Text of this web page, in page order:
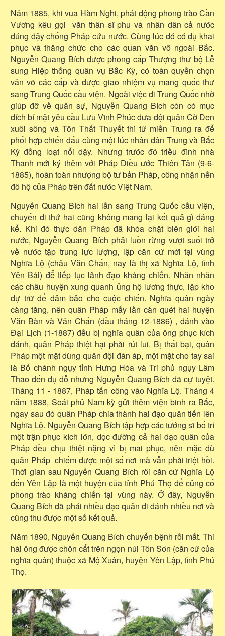
Năm 1885, khi vua Hàm Nghi, phát động phong trào Cần
Vương kêu gọi văn thân sĩ phu và nhân dân cả nước
đúng dậy chống Pháp cứu nước. Cùng lúc đó có dụ khai
phục và thăng chức cho các quan văn võ ngoài Bắc.
Nguyễn Quang Bích được phong cấp Thượng thư bộ Lễ
sung Hiệp thống quân vụ Bắc Kỳ, có toàn quyền chọn
văn võ các cấp và được giao nhiệm vụ mang quốc thư
sang Trung Quốc cầu viện. Ngoài việc đi Trung Quốc nhờ
giúp đỡ về quân sự, Nguyễn Quang Bích còn có mục
đích bí mật yêu cầu Lưu Vĩnh Phúc đưa đội quân Cờ Đen
xuôi sông và Tôn Thất Thuyết thì từ miền Trung ra để
phối hợp chiến đấu cùng một lúc nhân dân Trung và Bắc
Kỳ đồng loạt nổi dậy. Nhưng trước đó triều đình nhà
Thanh mới ký thêm với Pháp Điều ước Thiên Tân (9-6-
1885), hoàn toàn nhượng bộ tư bản Pháp, công nhận nền
đô hộ của Pháp trên đất nước Việt Nam.
Nguyễn Quang Bích hai lần sang Trung Quốc cầu viện,
chuyến đi thứ hai cũng không mang lại kết quả gì đáng
kể. Khi đó thực dân Pháp đã khóa chặt biên giới hai
nước, Nguyễn Quang Bích phải luồn rừng vượt suối trở
về nước tập trung lực lượng, lập căn cứ mới tại vùng
Nghĩa Lộ (châu Văn Chấn, nay là thị xã Nghĩa Lộ, tỉnh
Yên Bái) để tiếp tục lãnh đạo kháng chiến. Nhân nhân
các châu huyện xung quanh ủng hộ lương thực, lập kho
dự trữ để đảm bảo cho cuộc chiến. Nghĩa quân ngày
càng tăng, nên quân Pháp mấy lần càn quét hai huyện
Văn Bàn và Văn Chấn (đầu tháng 12-1886) , đánh vào
Đại Lịch (1-1887) đều bị nghĩa quân của ông phục kích
đánh, quân Pháp thiệt hại phải rút lui. Bị thất bại, quân
Pháp một mặt dùng quân đội đàn áp, một mặt cho tay sai
là Bố chánh ngụy tỉnh Hưng Hóa và Tri phủ ngụy Lâm
Thao đến dụ dỗ nhưng Nguyễn Quang Bích đã cự tuyệt.
Tháng 11 - 1887, Pháp tấn công vào Nghĩa Lộ. Tháng 4
năm 1888, Soái phủ Nam kỳ gửi thêm viện binh ra Bắc,
ngay sau đó quân Pháp chia thành hai đạo quân tiến lên
Nghĩa Lộ. Nguyễn Quang Bích tập hợp các tướng sĩ bố trí
một trận phục kích lớn, dọc đường cả hai dạo quân của
Pháp đều chịu thiệt nặng vì bị mai phục, nên mặc dù
quân Pháp chiếm được một số nơi mà vẫn phải triệt hồi.
Thời gian sau Nguyễn Quang Bích rời căn cứ Nghĩa Lộ
đến Yên Lập là một huyện của tỉnh Phú Thọ để củng cố
phong trào kháng chiến tại vùng này. Ở đây, Nguyễn
Quang Bích đã phái nhiều đạo quân đi đánh nhiều nơi và
cũng thu được một số kết quả.
Năm 1890, Nguyễn Quang Bích chuyển bệnh rồi mất. Thi
hài ông được chôn cất trên ngọn núi Tôn Sơn (căn cứ của
nghĩa quân) thuộc xã Mộ Xuân, huyện Yên Lập, tỉnh Phú
Thọ.